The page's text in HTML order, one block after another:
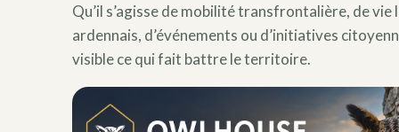
Qu’il s’agisse de mobilité transfrontalière, de
ardennais, d’événements ou d’initiatives
visible ce qui fait battre le territoire.